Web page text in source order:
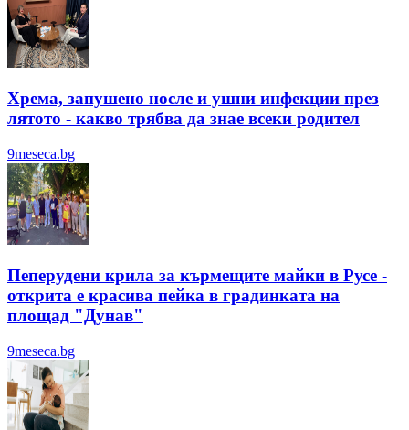
Хрема, запушено носле и ушни инфекции през
лятотo - какво трябва да знае всеки родител
9meseca.bg
Пеперудени крила за кърмещите майки в Русе -
открита е красива пейка в градинката на
площад "Дунав"
9meseca.bg